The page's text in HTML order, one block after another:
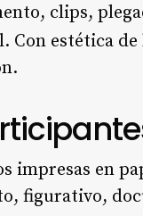
clips,
Con estética de
impresas en
figurativo,